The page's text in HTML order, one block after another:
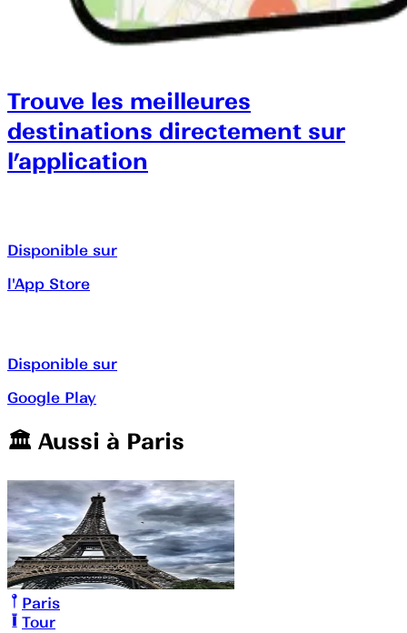
Trouve les meilleures
destinations directement sur
l’application
Disponible sur
l'App Store
Disponible sur
Google Play
🏛️️ Aussi à Paris
Paris
Tour